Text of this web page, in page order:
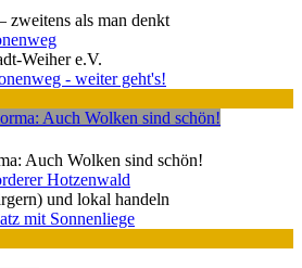
zweitens als man denkt
Weiher e.V.
- weiter geht's!
Auch Wolken sind schön!
Hotzenwald
und lokal handeln
mit Sonnenliege